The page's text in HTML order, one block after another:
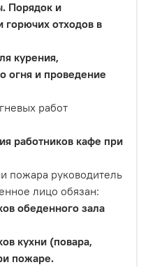
Порядок и
горючих отходов в
курения,
огня и проведение
работ
работников кафе при
пожара руководитель
лицо обязан:
обеденного зала
кухни (повара,
пожаре.